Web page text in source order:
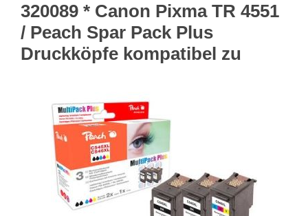
320089 * Canon Pixma TR 4551
/ Peach Spar Pack Plus
Druckköpfe kompatibel zu